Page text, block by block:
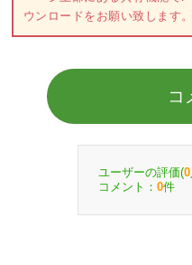
ウンロードをお願い致します。
コ
ユーザーの評価(0
コメント： 0件